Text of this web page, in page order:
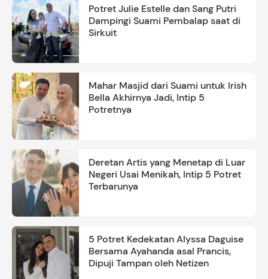
Potret Julie Estelle dan Sang Putri
Dampingi Suami Pembalap saat di
Sirkuit
Mahar Masjid dari Suami untuk Irish
Bella Akhirnya Jadi, Intip 5
Potretnya
Deretan Artis yang Menetap di Luar
Negeri Usai Menikah, Intip 5 Potret
Terbarunya
5 Potret Kedekatan Alyssa Daguise
Bersama Ayahanda asal Prancis,
Dipuji Tampan oleh Netizen